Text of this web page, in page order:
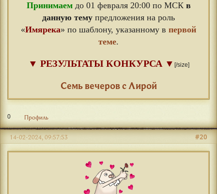
Принимаемдо 01 февраля 20:00 по МСК в
данную тему предложения на роль
«Имярека» по шаблону, указанному в первой
теме.
▼ РЕЗУЛЬТАТЫ КОНКУРСА ▼ [/size]
Семь вечеров с Лирой
0 Профиль
#20
14-02-2024, 09:57:53